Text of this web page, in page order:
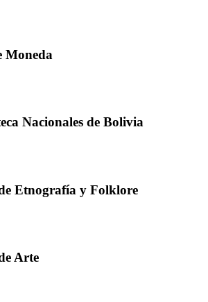
Moneda
Nacionales de Bolivia
Etnografía y Folklore
Arte